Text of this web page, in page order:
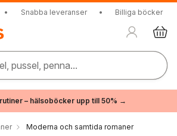
• Snabba leveranser • Billiga böcker
pussel, penna...
– hälsoböcker upp till 50% →
Moderna och samtida romaner